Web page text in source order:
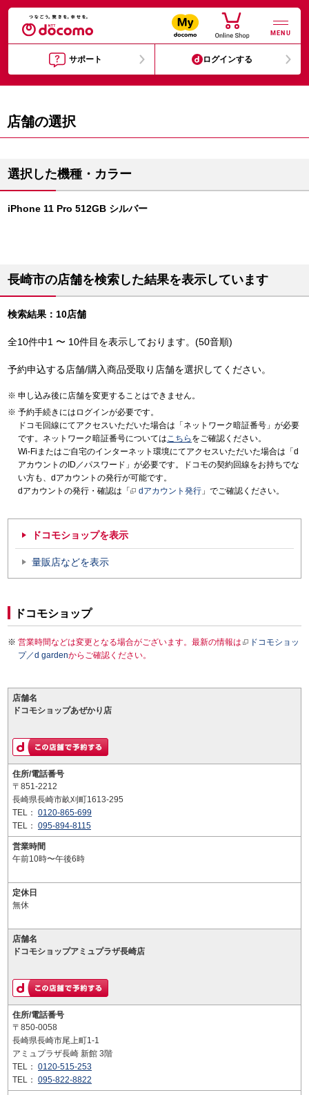
MENU
サポート ログインする
店舗の選択
選択した機種・カラー
iPhone 11 Pro 512GB シルバー
長崎市の店舗を検索した結果を表示しています
検索結果：10店舗
全10件中1 〜 10件目を表示しております。(50音順)
予約申込する店舗/購入商品受取り店舗を選択してください。
申し込み後に店舗を変更することはできません。
予約手続きにはログインが必要です。
ドコモ回線にてアクセスいただいた場合は「ネットワーク暗証番号」が必要
です。ネットワーク暗証番号についてはこちら をご確認ください。
Wi-Fiまたはご自宅のインターネット環境にてアクセスいただいた場合は「d
アカウントのID／パスワード」が必要です。ドコモの契約回線をお持ちでな
い方も、dアカウントの発行が可能です。
dアカウントの発行・確認は「
dアカウント発行 」でご確認ください。
ドコモショップを表示
量販店などを表示
ドコモショップ
営業時間などは変更となる場合がございます。最新の情報は
ドコモショッ
プ／d gardenからご確認ください。
店舗名
ドコモショップあぜかり店
住所/電話番号
〒851-2212
長崎県長崎市畝刈町1613-295
TEL： 0120-865-699
TEL： 095-894-8115
営業時間
午前10時〜午後6時
定休日
無休
店舗名
ドコモショップアミュプラザ長崎店
住所/電話番号
〒850-0058
長崎県長崎市尾上町1-1
アミュプラザ長崎 新館 3階
TEL： 0120-515-253
TEL： 095-822-8822